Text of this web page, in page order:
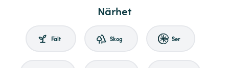
Närhet
Fält Skog Ser